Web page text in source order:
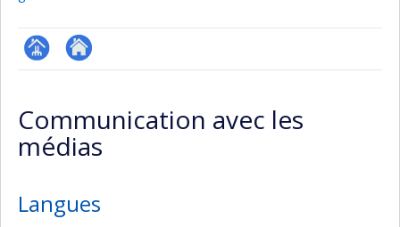
Page
(faculté,département,école)
Site
de
l’unité
de
Communication avec les
médias
Langues